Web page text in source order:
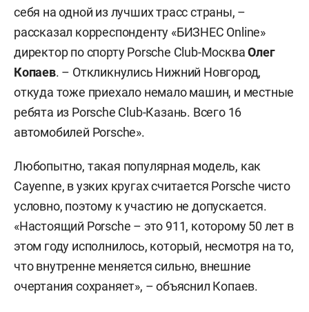
себя на одной из лучших трасс страны, –
рассказал корреспонденту «БИЗНЕС Online»
директор по спорту Porsche Club-МоскваОлег
Копаев. – Откликнулись Нижний Новгород,
откуда тоже приехало немало машин, и местные
ребята из Porsche Club-Казань. Всего 16
автомобилей Porsche».
Любопытно, такая популярная модель, как
Cayenne, в узких кругах считается Porsche чисто
условно, поэтому к участию не допускается.
«Настоящий Porsche – это 911, которому 50 лет в
этом году исполнилось, который, несмотря на то,
что внутренне меняется сильно, внешние
очертания сохраняет», – объяснил Копаев.